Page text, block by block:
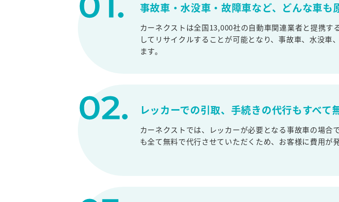
事故車・水没車・故障車など、どんな車も
カーネクストは全国13,000社の自動車関連業者と提携
してリサイクルすることが可能となり、事故車、水没
ます。
レッカーでの引取、手続きの代行もすべて
カーネクストでは、レッカーが必要となる事故車の場
も全て無料で代行させていただくため、お客様に費用が